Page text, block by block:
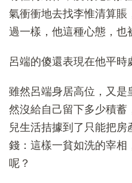
氣衝衝地去找李惟清算
過一樣，他這種心態，也
呂端的傻還表現在他平時
雖然呂端身居高位，又
然沒給自己留下多少積蓄
兒生活拮據到了只能把
錢：這樣一貧如洗的宰
呢？